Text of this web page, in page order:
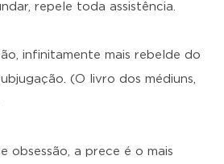
repele toda assistência.
infinitamente mais rebelde do
(O livro dos médiuns,
obsessão, a prece é o mais